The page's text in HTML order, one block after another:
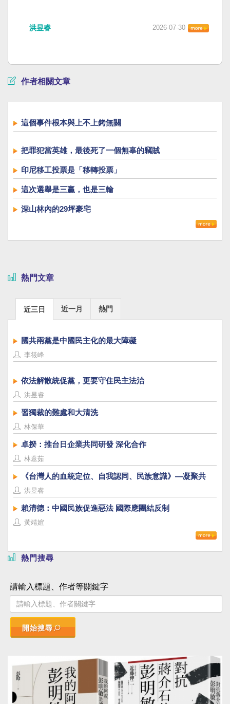
洪昱睿 2026-07-30
作者相關文章
這個事件根本與上不上銬無關
把罪犯當英雄，最後死了一個無辜的竊賊
印尼移工投票是「移轉投票」
這次選舉是三贏，也是三輸
深山林內的29坪豪宅
熱門文章
近三日 近一月 熱門
國共兩黨是中國民主化的最大障礙
李筱峰
依法解散統促黨，更要守住民主法治
洪昱睿
習獨裁的難處和大清洗
林保華
卓揆：推台日企業共同研發 深化合作
林薏茹
《台灣人的血統定位、自我認同、民族意識》—凝聚共
識，建立台灣國族認同
洪昱睿
賴清德：中國民族促進惡法 國際應團結反制
黃靖媗
熱門搜尋
請輸入標題、作者等關鍵字
開始搜尋